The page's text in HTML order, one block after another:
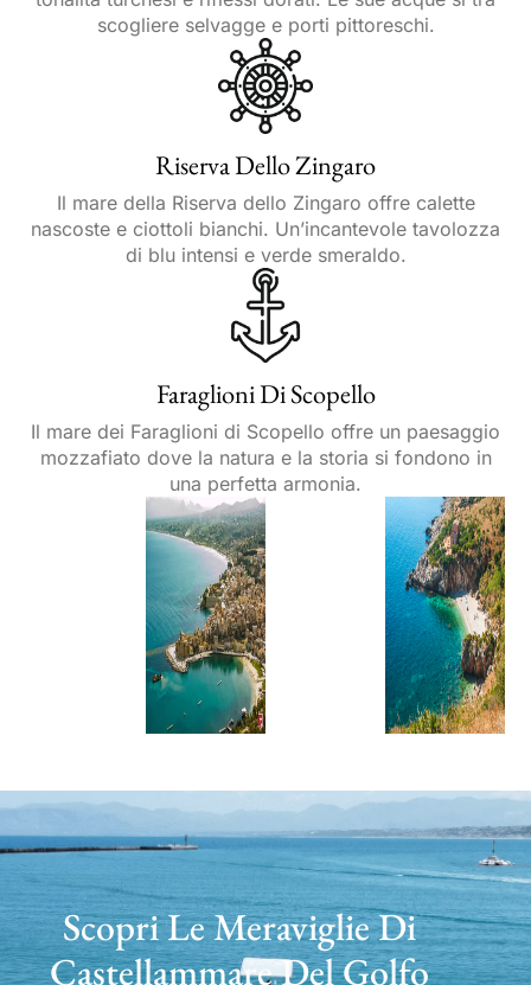
scogliere selvagge e porti pittoreschi.
Riserva Dello Zingaro
Il mare della Riserva dello Zingaro offre calette
nascoste e ciottoli bianchi. Un’incantevole tavolozza
di blu intensi e verde smeraldo.
Faraglioni Di Scopello
Il mare dei Faraglioni di Scopello offre un paesaggio
mozzafiato dove la natura e la storia si fondono in
una perfetta armonia.
Scopri Le Meraviglie Di
Castellammare Del Golfo